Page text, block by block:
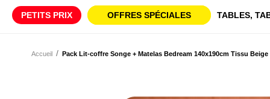
PETITS PRIX OFFRES SPÉCIALES TABLES,
Accueil Pack Lit-coffre Songe + Matelas Bedream 140x190cm Tissu Beige